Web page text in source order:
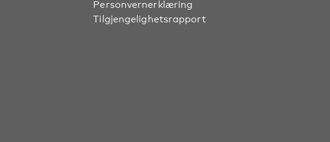
Personvernerklæring
Tilgjengelighetsrapport